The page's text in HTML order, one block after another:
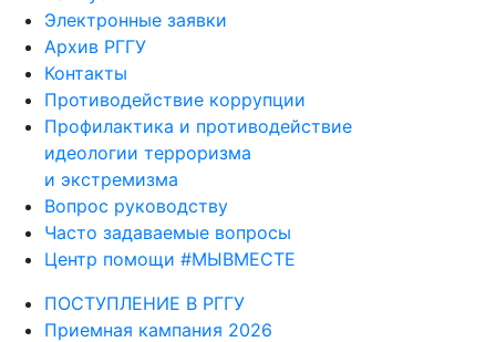
Электронные заявки
Архив РГГУ
Контакты
Противодействие коррупции
Профилактика и противодействие
идеологии терроризма
и экстремизма
Вопрос руководству
Часто задаваемые вопросы
Центр помощи #МЫВМЕСТЕ
ПОСТУПЛЕНИЕ В РГГУ
Приемная кампания 2026